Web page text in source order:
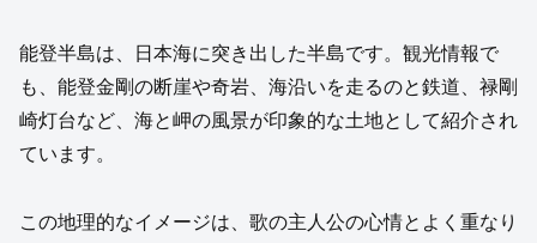
能登半島は、日本海に突き出した半島です。観光情報で
も、能登金剛の断崖や奇岩、海沿いを走るのと鉄道、禄剛
崎灯台など、海と岬の風景が印象的な土地として紹介され
ています。
この地理的なイメージは、歌の主人公の心情とよく重なり